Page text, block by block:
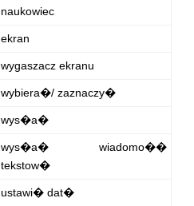
naukowiec
ekran
wygaszacz ekranu
wybiera�/ zaznaczy�
wys�a�
wys�a� wiadomo��
tekstow�
ustawi� dat�